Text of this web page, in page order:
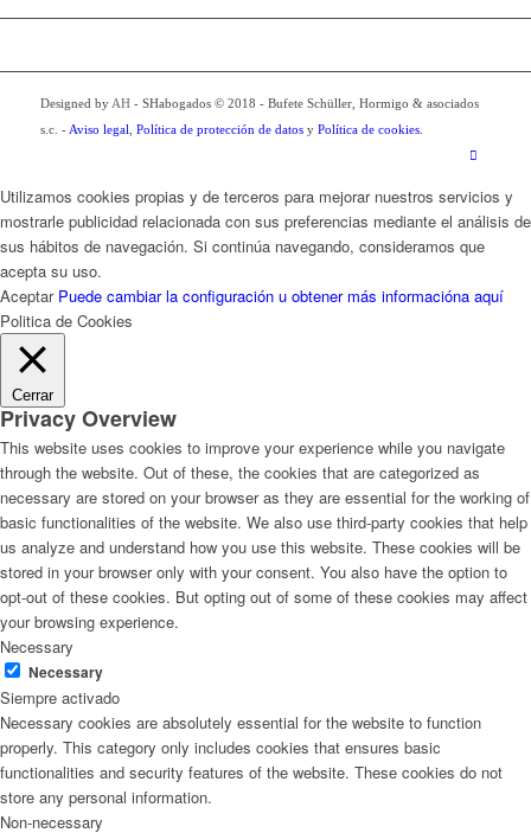
Designed by AH- SHabogados © 2018 - Bufete Schüller, Hormigo & asociados
s.c. - Aviso legal Política de protección de datosy Política de cookies.
Utilizamos cookies propias y de terceros para mejorar nuestros servicios y
mostrarle publicidad relacionada con sus preferencias mediante el análisis de
sus hábitos de navegación. Si continúa navegando, consideramos que
acepta su uso.
Aceptar Puede cambiar la configuración u obtener más informacióna aquí
Politica de Cookies
Cerrar
Privacy Overview
This website uses cookies to improve your experience while you navigate
through the website. Out of these, the cookies that are categorized as
necessary are stored on your browser as they are essential for the working of
basic functionalities of the website. We also use third-party cookies that help
us analyze and understand how you use this website. These cookies will be
stored in your browser only with your consent. You also have the option to
opt-out of these cookies. But opting out of some of these cookies may affect
your browsing experience.
Necessary
Necessary
Siempre activado
Necessary cookies are absolutely essential for the website to function
properly. This category only includes cookies that ensures basic
functionalities and security features of the website. These cookies do not
store any personal information.
Non-necessary